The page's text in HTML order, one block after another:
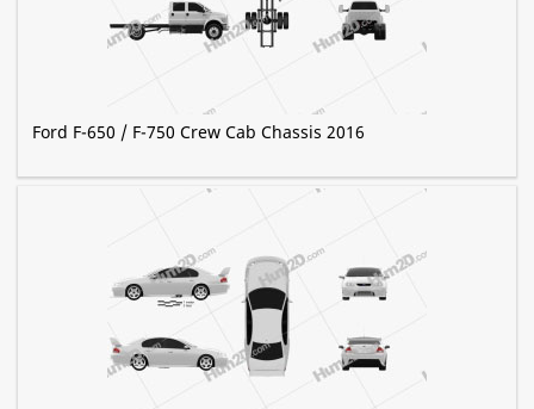
Ford F-650 / F-750 Crew Cab Chassis 2016